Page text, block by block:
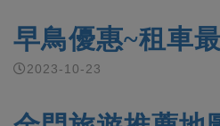
早鳥優惠~租車
2023-10-23